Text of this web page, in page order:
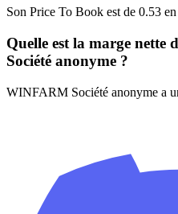
Son Price To Book est de 0.53
Quelle est la marge nette
Société anonyme ?
WINFARM Société anonyme a